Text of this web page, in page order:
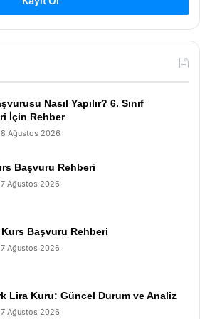
Nasıl Yapılır? 6. Sınıf
İçin Rehber
8 Ağustos 2026
Başvuru Rehberi
7 Ağustos 2026
Kurs Başvuru Rehberi
7 Ağustos 2026
Lira Kuru: Güncel Durum ve Analiz
7 Ağustos 2026